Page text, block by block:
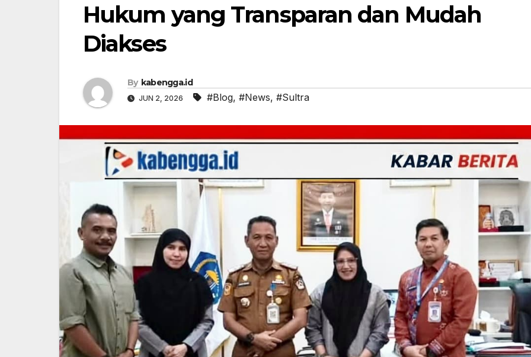
Hukum yang Transparan dan Mudah
Diakses
By kabengga.id
JUN 2, 2026 #Blog, #News, #Sultra